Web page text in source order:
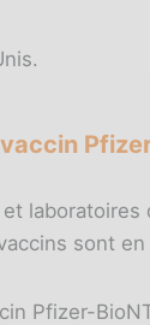
sont
Pfizer-